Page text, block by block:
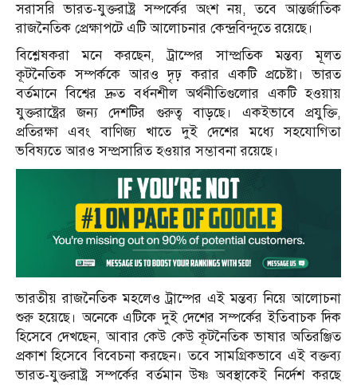
সরাসরি ভারত-যুক্তরাষ্ট্র সম্পর্কের অংশ নয়, তবে আন্তর্জাতিক
রাজনৈতিক প্রেক্ষাপটে এটি আলোচনার কেন্দ্রবিন্দুতে রয়েছে।
বিশ্লেষকরা মনে করছেন, ট্রাম্পের সাম্প্রতিক মন্তব্য মূলত
কূটনৈতিক সম্পর্ককে আরও দৃঢ় করার একটি প্রচেষ্টা। ভারত
বর্তমানে বিশ্বের দ্রুত বর্ধনশীল অর্থনীতিগুলোর একটি হওয়ায়
যুক্তরাষ্ট্রের জন্য দেশটির গুরুত্ব বাড়ছে। একইভাবে প্রযুক্তি,
প্রতিরক্ষা এবং বাণিজ্য খাতে দুই দেশের মধ্যে সহযোগিতা
ভবিষ্যতে আরও সম্প্রসারিত হওয়ার সম্ভাবনা রয়েছে।
ভারতীয় রাজনৈতিক মহলেও ট্রাম্পের এই মন্তব্য নিয়ে আলোচনা
শুরু হয়েছে। অনেকে এটিকে দুই দেশের সম্পর্কের ইতিবাচক দিক
হিসেবে দেখছেন, আবার কেউ কেউ কূটনৈতিক ভাষার অতিরঞ্জিত
প্রকাশ হিসেবে বিবেচনা করছেন। তবে সামগ্রিকভাবে এই বক্তব্য
ভারত-যুক্তরাষ্ট্র সম্পর্কের বর্তমান উষ্ণ অবস্থাকেই নির্দেশ করছে